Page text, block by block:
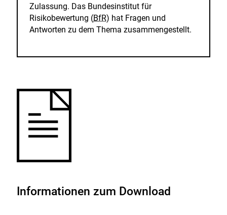
Zulassung. Das Bundesinstitut für
Risikobewertung (BfR) hat Fragen und
Antworten zu dem Thema zusammengestellt.
Informationen zum Download